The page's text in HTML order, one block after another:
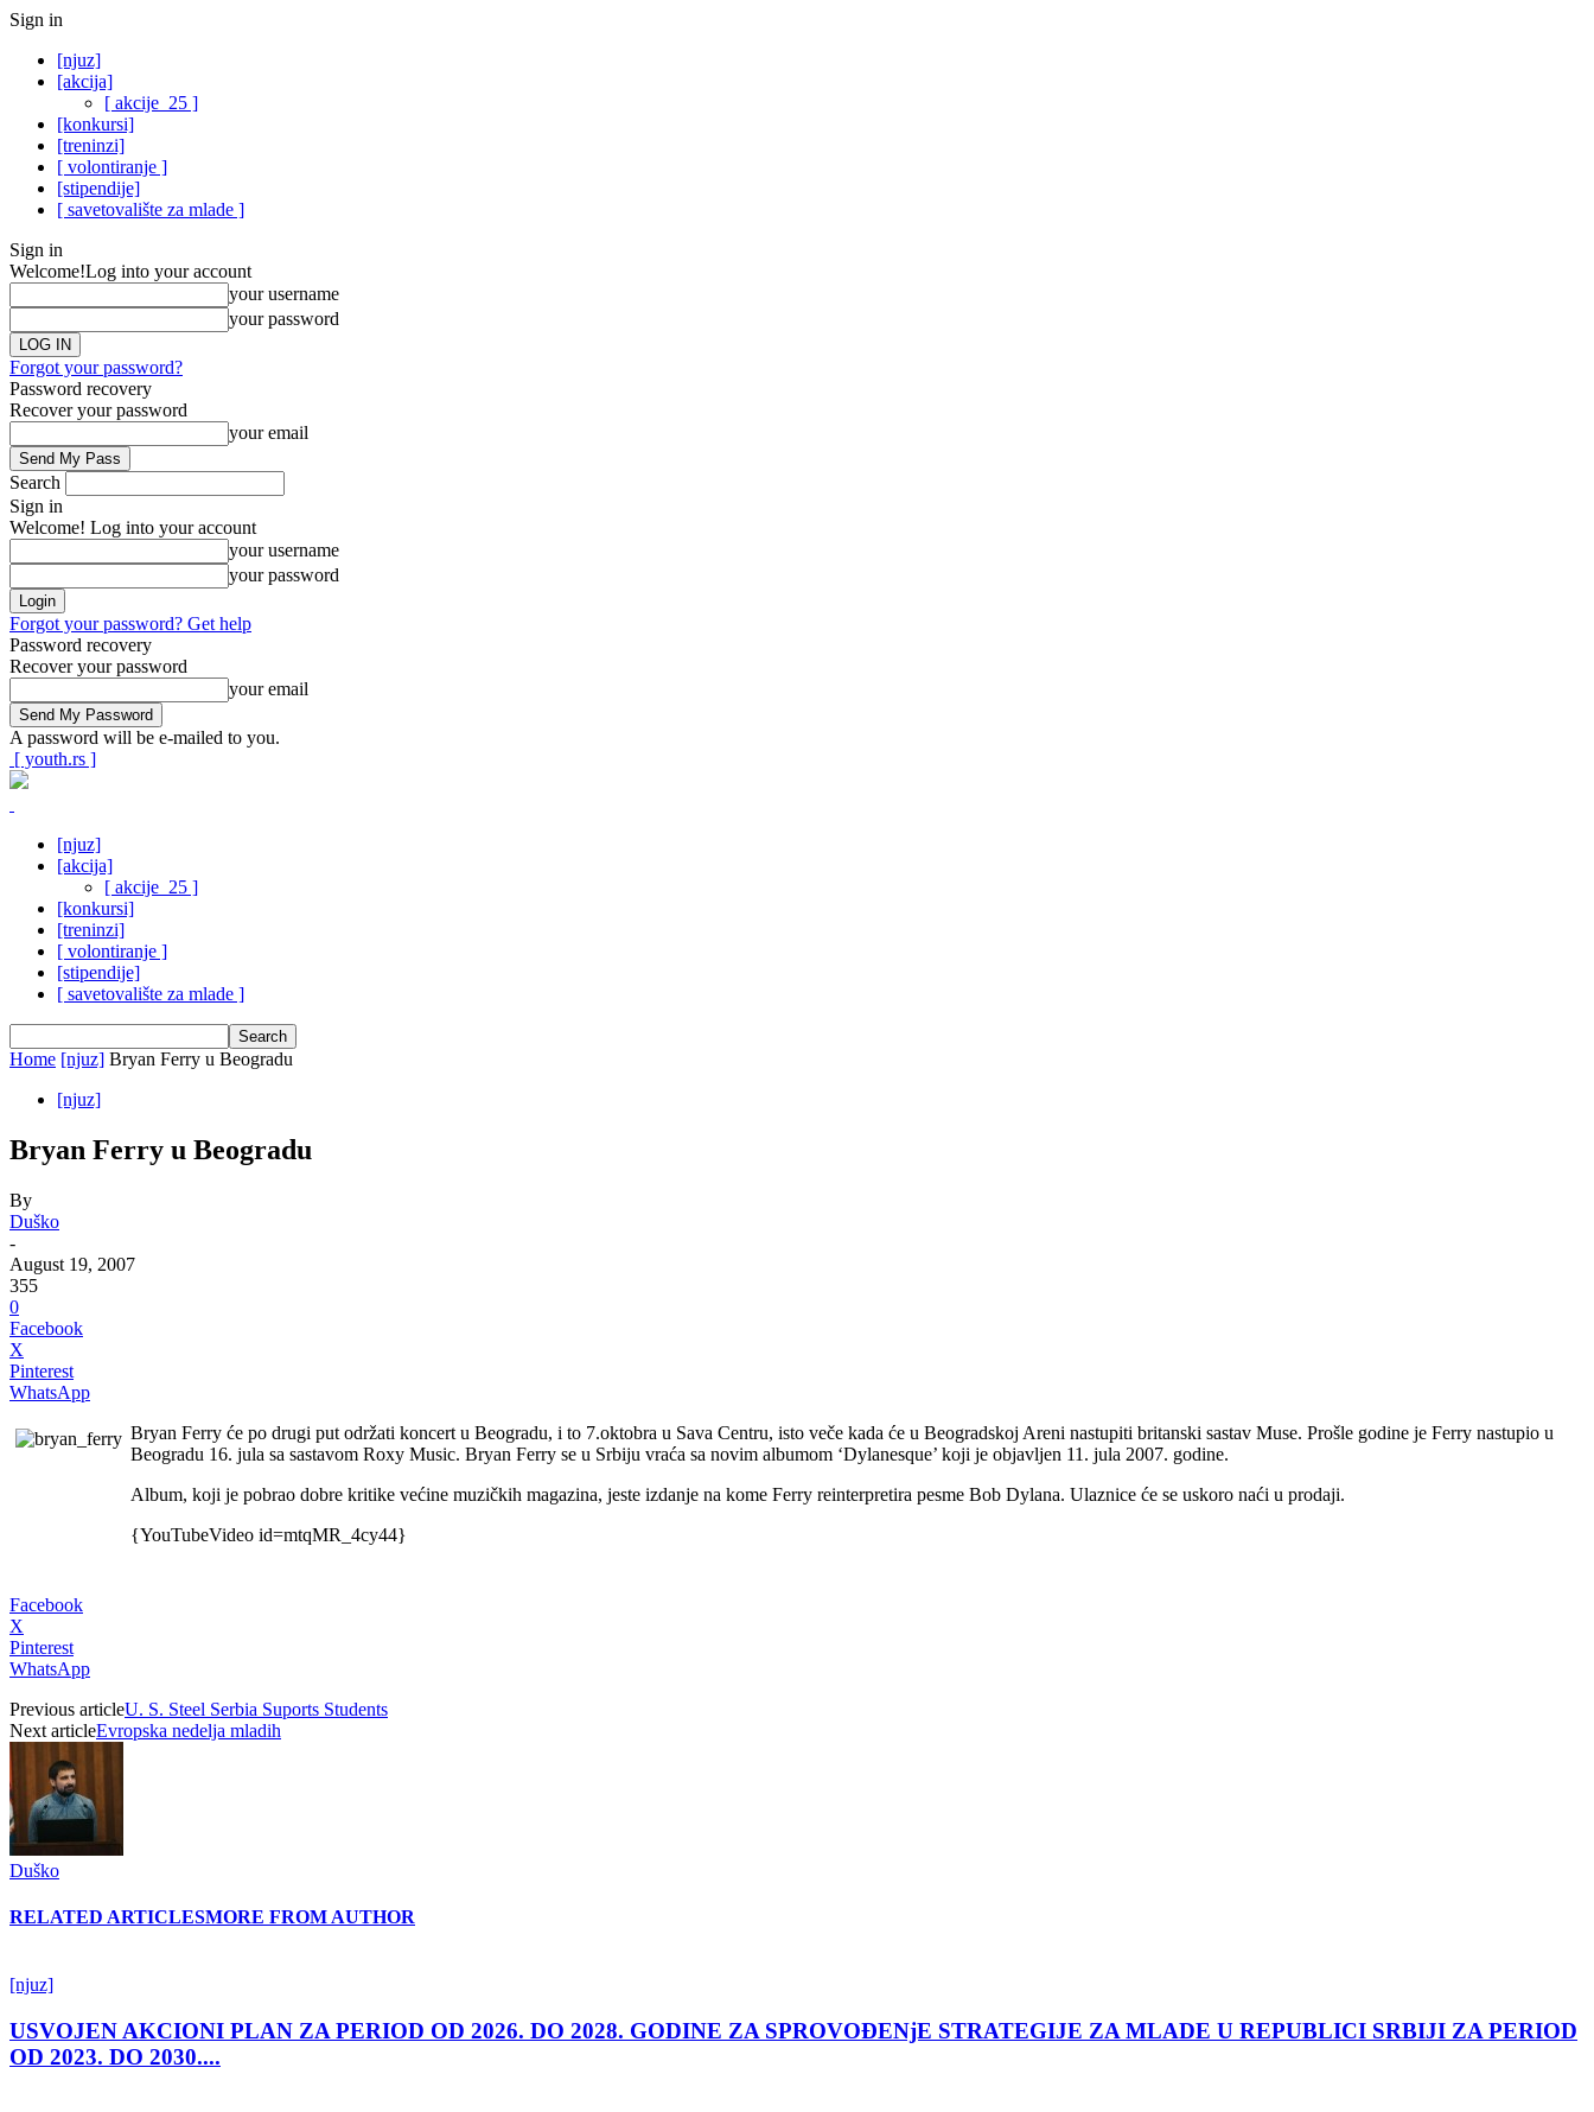
Sign in
[njuz]
[akcija]
[ akcije_25 ]
[konkursi]
[treninzi]
[ volontiranje ]
[stipendije]
[ savetovalište za mlade ]
Sign in
Welcome!Log into your account
your username
your password
Forgot your password?
Password recovery
Recover your password
your email
Search
Sign in
Welcome! Log into your account
your username
your password
Forgot your password? Get help
Password recovery
Recover your password
your email
A password will be e-mailed to you.
[ youth.rs ]
[njuz]
[akcija]
[ akcije_25 ]
[konkursi]
[treninzi]
[ volontiranje ]
[stipendije]
[ savetovalište za mlade ]
Home [njuz] Bryan Ferry u Beogradu
[njuz]
Bryan Ferry u Beogradu
By
Duško
-
August 19, 2007
355
0
Facebook
X
Pinterest
WhatsApp
Bryan Ferry će po drugi put održati koncert u Beogradu, i to 7.oktobra u Sava Centru, isto veče kada će u Beogradskoj Areni nastupiti britanski sastav Muse. Prošle godine je Ferry nastupio u
Beogradu 16. jula sa sastavom Roxy Music. Bryan Ferry se u Srbiju vraća sa novim albumom ‘Dylanesque’ koji je objavljen 11. jula 2007. godine.
Album, koji je pobrao dobre kritike većine muzičkih magazina, jeste izdanje na kome Ferry reinterpretira pesme Bob Dylana. Ulaznice će se uskoro naći u prodaji.
{YouTubeVideo id=mtqMR_4cy44}
Facebook
X
Pinterest
WhatsApp
Previous articleU. S. Steel Serbia Suports Students
Next articleEvropska nedelja mladih
Duško
RELATED ARTICLESMORE FROM AUTHOR
[njuz]
USVOJEN AKCIONI PLAN ZA PERIOD OD 2026. DO 2028. GODINE ZA SPROVOĐENjE STRATEGIJE ZA MLADE U REPUBLICI SRBIJI ZA PERIOD
OD 2023. DO 2030....